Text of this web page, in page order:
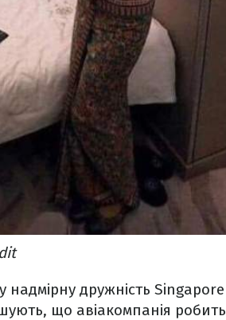
надмірну дружність Singapore
що авіакомпанія робить